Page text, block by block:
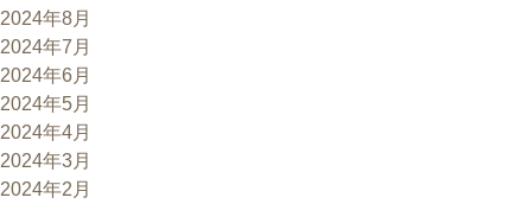
2024年8月
2024年7月
2024年6月
2024年5月
2024年4月
2024年3月
2024年2月